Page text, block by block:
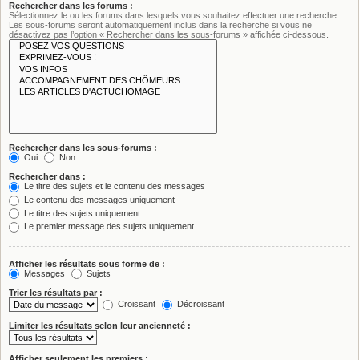
Rechercher dans les forums :
Sélectionnez le ou les forums dans lesquels vous souhaitez effectuer une recherche.
Les sous-forums seront automatiquement inclus dans la recherche si vous ne
désactivez pas l’option « Rechercher dans les sous-forums » affichée ci-dessous.
Rechercher dans les sous-forums :
Oui
Non
Rechercher dans :
Le titre des sujets et le contenu des messages
Le contenu des messages uniquement
Le titre des sujets uniquement
Le premier message des sujets uniquement
Afficher les résultats sous forme de :
Messages
Sujets
Trier les résultats par :
Croissant
Décroissant
Limiter les résultats selon leur ancienneté :